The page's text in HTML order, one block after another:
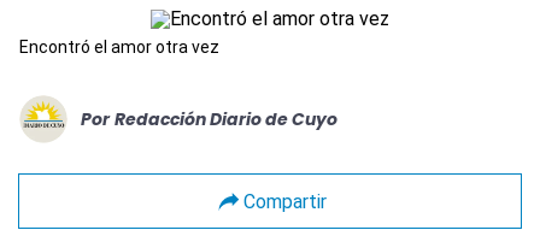
Encontró el amor otra vez
Por Redacción Diario de Cuyo
Compartir